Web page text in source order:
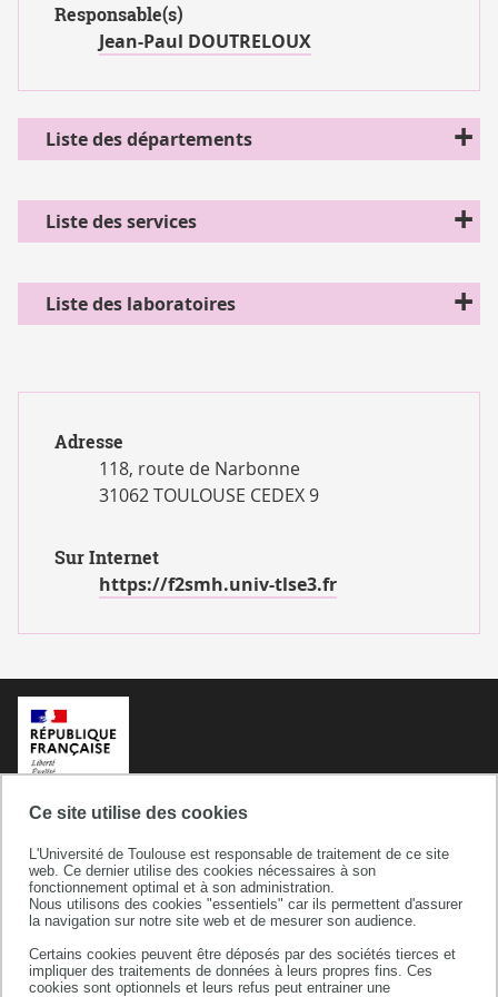
Ce site utilise des cookies
L'Université de Toulouse est responsable de traitement de ce site
web. Ce dernier utilise des cookies nécessaires à son
fonctionnement optimal et à son administration.
Nous utilisons des cookies "essentiels" car ils permettent d'assurer
la navigation sur notre site web et de mesurer son audience.
Certains cookies peuvent être déposés par des sociétés tierces et
impliquer des traitements de données à leurs propres fins. Ces
cookies sont optionnels et leurs refus peut entrainer une
Responsable(s)
Jean-Paul DOUTRELOUX
Liste des départements +
Liste des services +
Liste des laboratoires +
Adresse
118, route de Narbonne
31062 TOULOUSE CEDEX 9
Sur Internet
https://f2smh.univ-tlse3.fr
Université de Toulouse